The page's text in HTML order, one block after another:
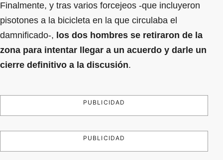
Finalmente, y tras varios forcejeos -que incluyeron
pisotones a la bicicleta en la que circulaba el
damnificado-, los dos hombres se retiraron de la
zona para intentar llegar a un acuerdo y darle un
cierre definitivo a la discusión.
PUBLICIDAD
PUBLICIDAD